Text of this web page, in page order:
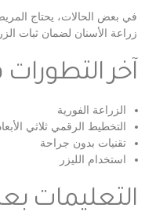
في بعض الحالات، يحتاج
زراعة الأسنان لضمان ثبات
آخر
الزراعة الفورية
التخطيط الرقمي ثلاثي
تقنيات بدون جراحة
استخدام الليزر
التعليمات